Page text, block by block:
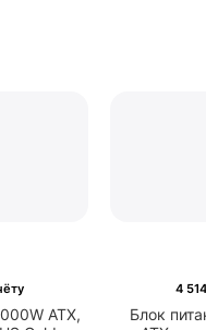
ATX,
Блок
4 514